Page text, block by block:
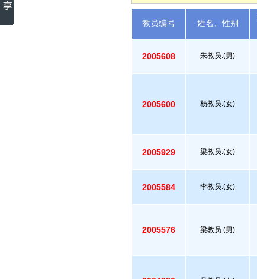
教员编号 姓名、性别
2005608 朱教员.(男)
2005600 杨教员.(女)
2005929 梁教员.(女)
2005584 李教员.(女)
2005576 梁教员.(男)